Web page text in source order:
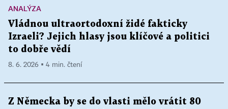
ANALÝZA
Vládnou ultraortodoxní židé fakticky
Izraeli? Jejich hlasy jsou klíčové a politici
to dobře vědí
8. 6. 2026 ▪ 4 min. čtení
Z Německa by se do vlasti mělo vrátit 80